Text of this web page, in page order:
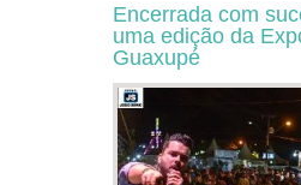
Encerrada com
uma edição da
Guaxupé